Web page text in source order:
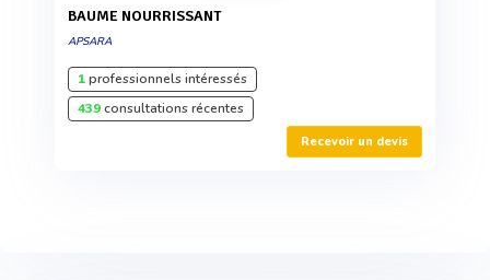
BAUME NOURRISSANT
APSARA
1professionnels intéressés
439consultations récentes
Recevoir un devis